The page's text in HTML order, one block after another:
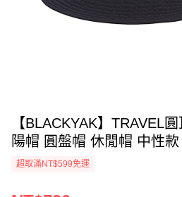
【BLACKYAK】TRAVEL
陽帽 圓盤帽 休閒帽 中性
超取滿NT$599免運